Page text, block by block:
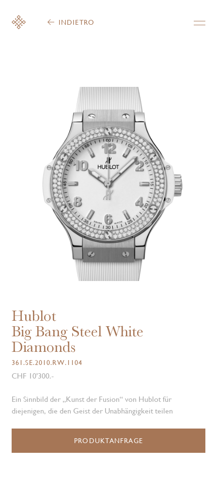
INDIETRO
Hublot
Big Bang Steel White
Diamonds
361.SE.2010.RW.1104
CHF 10'300.-
Ein Sinnbild der „Kunst der Fusion“ von Hublot für
diejenigen, die den Geist der Unabhängigkeit teilen
PRODUKTANFRAGE